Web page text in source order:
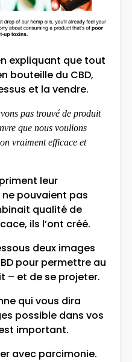
expliquant que tout
bouteille du CBD,
et la vendre.
pas trouvé de produit
que nous voulions
vraiment efficace et
leur
ne pouvaient pas
qualité de
ils l’ont créé.
deux images
pour permettre au
– et de se projeter.
qui vous dira
possible dans vos
important.
avec parcimonie.